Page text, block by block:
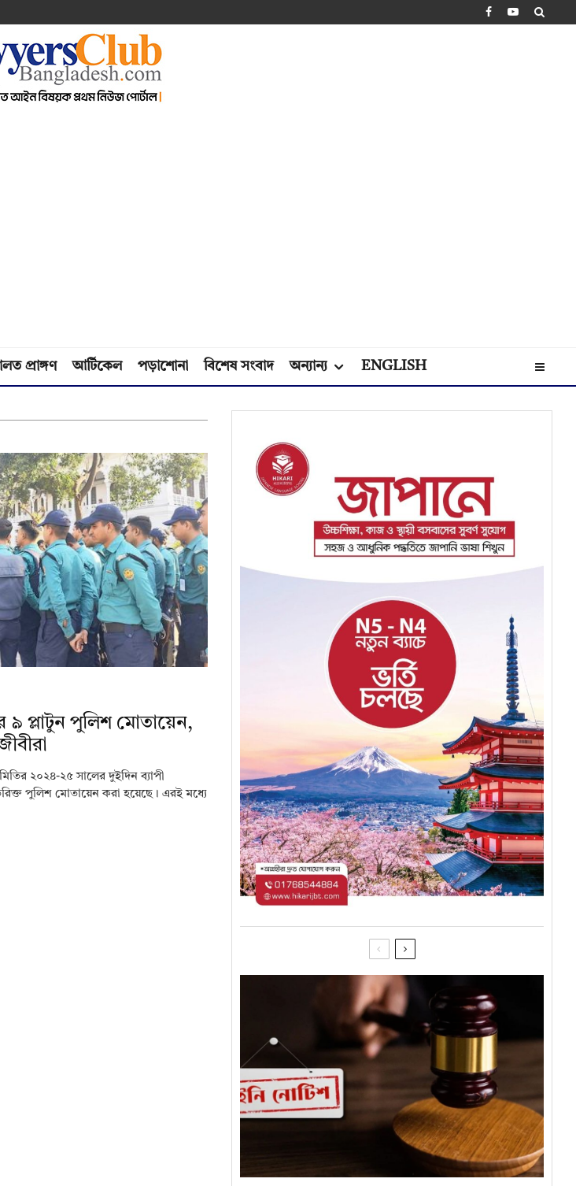
প্রাঙ্গণ আর্টিকেল পড়াশোনা বিশেষ সংবাদ অন্যান্য ENGLISH
৯ প্লাটুন পুলিশ মোতায়েন,
২০২৪-২৫ সালের দুইদিন ব্যাপী
পুলিশ মোতায়েন করা হয়েছে। এরই মধ্যে